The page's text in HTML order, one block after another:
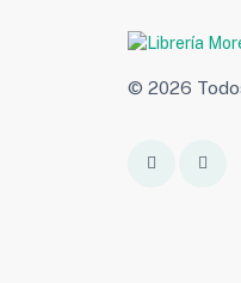
© 2026